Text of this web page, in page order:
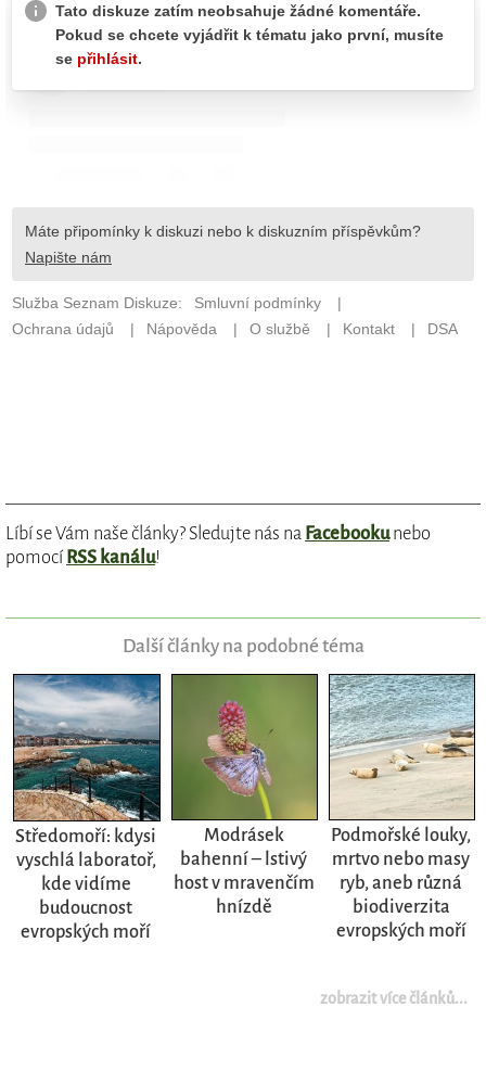
Líbí se Vám naše články? Sledujte nás na Facebookunebo
pomocíRSS kanálu!
Další články na podobné téma
Středomoří: kdysi
vyschlá laboratoř,
kde vidíme
budoucnost
evropských moří
Modrásek
bahenní – lstivý
host v mravenčím
hnízdě
Podmořské louky,
mrtvo nebo masy
ryb, aneb různá
biodiverzita
evropských moří
zobrazit více článků...